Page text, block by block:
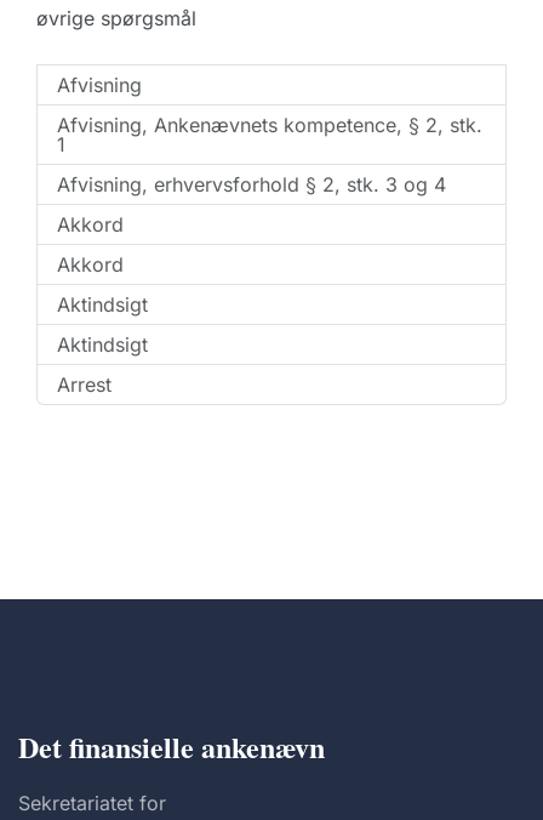
øvrige spørgsmål
Afvisning
Afvisning, Ankenævnets kompetence, § 2, stk.
1
Afvisning, erhvervsforhold § 2, stk. 3 og 4
Akkord
Akkord
Aktindsigt
Aktindsigt
Arrest
Det finansielle ankenævn
Sekretariatet for